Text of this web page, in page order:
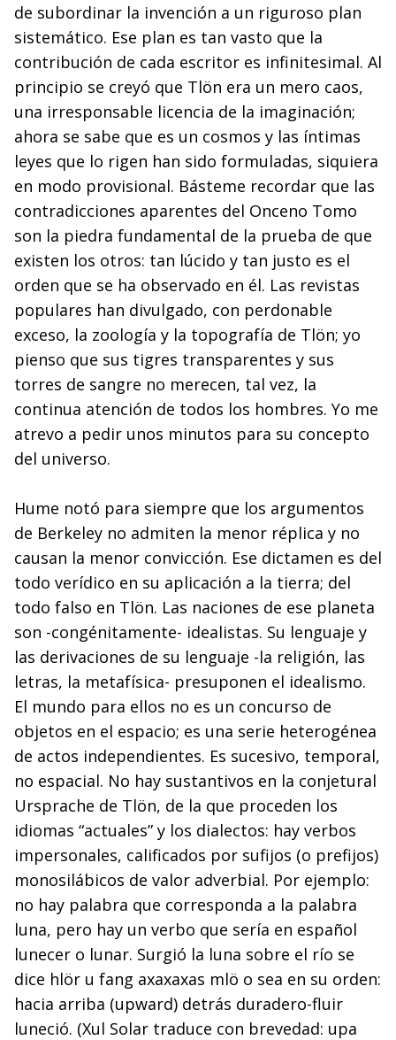
de subordinar la invención a un riguroso plan
sistemático. Ese plan es tan vasto que la
contribución de cada escritor es infinitesimal. Al
principio se creyó que Tlön era un mero caos,
una irresponsable licencia de la imaginación;
ahora se sabe que es un cosmos y las íntimas
leyes que lo rigen han sido formuladas, siquiera
en modo provisional. Básteme recordar que las
contradicciones aparentes del Onceno Tomo
son la piedra fundamental de la prueba de que
existen los otros: tan lúcido y tan justo es el
orden que se ha observado en él. Las revistas
populares han divulgado, con perdonable
exceso, la zoología y la topografía de Tlön; yo
pienso que sus tigres transparentes y sus
torres de sangre no merecen, tal vez, la
continua atención de todos los hombres. Yo me
atrevo a pedir unos minutos para su concepto
del universo.
Hume notó para siempre que los argumentos
de Berkeley no admiten la menor réplica y no
causan la menor convicción. Ese dictamen es del
todo verídico en su aplicación a la tierra; del
todo falso en Tlön. Las naciones de ese planeta
son -congénitamente- idealistas. Su lenguaje y
las derivaciones de su lenguaje -la religión, las
letras, la metafísica- presuponen el idealismo.
El mundo para ellos no es un concurso de
objetos en el espacio; es una serie heterogénea
de actos independientes. Es sucesivo, temporal,
no espacial. No hay sustantivos en la conjetural
Ursprache de Tlön, de la que proceden los
idiomas “actuales” y los dialectos: hay verbos
impersonales, calificados por sufijos (o prefijos)
monosilábicos de valor adverbial. Por ejemplo:
no hay palabra que corresponda a la palabra
luna, pero hay un verbo que sería en español
lunecer o lunar. Surgió la luna sobre el río se
dice hlör u fang axaxaxas mlö o sea en su orden:
hacia arriba (upward) detrás duradero-fluir
luneció. (Xul Solar traduce con brevedad: upa